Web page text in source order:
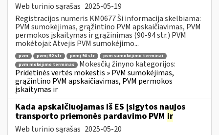
Web turinio sąrašas 2025-05-19
Registracijos numeris KM0677 Ši informacija skelbiama:
PVM sumokėjimas, grąžintino PVM apskaičiavimas, PVM
permokos įskaitymas ir grąžinimas (90-94 str.) PVM
mokėtojai: Atvejis PVM sumokėjimo...
pvm pvmį 92 str pvmį 90 str
pvm sumokėjimo terminai
pvm mokėjimo terminas
Mokesčių žinyno kategorijos:
Pridėtinės vertės mokestis » PVM sumokėjimas,
grąžintino PVM apskaičiavimas, PVM permokos
įskaitymas ir
Kada apskaičiuojamas iš ES įsigytos naujos
transporto priemonės pardavimo PVM ir
Web turinio sąrašas 2025-05-20